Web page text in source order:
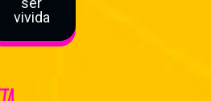
vivida